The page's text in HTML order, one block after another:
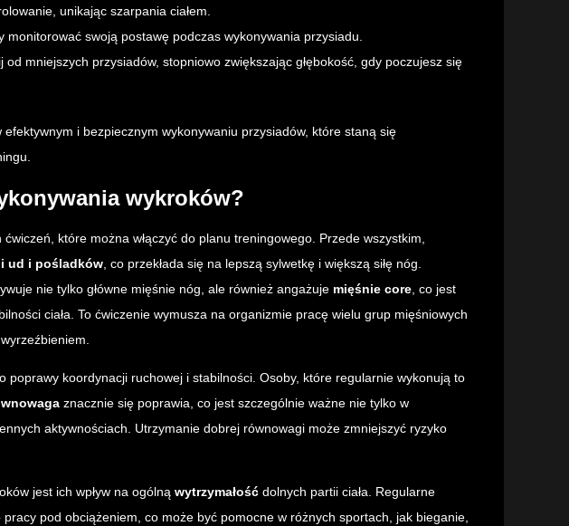
unikając szarpania ciałem.
monitorować swoją postawę podczas wykonywania przysiadu.
od mniejszych przysiadów, stopniowo zwiększając głębokość, gdy poczujesz się
i bezpiecznym wykonywaniu przysiadów, które staną się
wykroków?
które można włączyć do planu treningowego. Przede wszystkim,
ud i pośladków , co przekłada się na lepszą sylwetkę i większą siłę nóg.
nie tylko główne mięśnie nóg, ale również angażuje mięśnie core , co jest
ciała. To ćwiczenie wymusza na organizmie pracę wielu grup mięśniowych
poprawy koordynacji ruchowej i stabilności. Osoby, które regularnie wykonują to
znacznie się poprawia, co jest szczególnie ważne nie tylko w
aktywnościach. Utrzymanie dobrej równowagi może zmniejszyć ryzyko
jest ich wpływ na ogólną wytrzymałość dolnych partii ciała. Regularne
pod obciążeniem, co może być pomocne w różnych sportach, jak bieganie,